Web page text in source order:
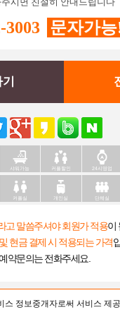
3003 문자가능
샤워가능 커플할인 24시영업
커플실 개인실 단체실
고 말씀주셔야 회원가 적용이
현금 결제 시 적용되는 가격
약문의는 전화주세요.
정보중개자로써 서비스 제